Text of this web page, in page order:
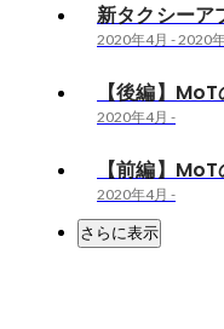
新タクシーア
2020年4月 -2020
【後編】
2020年4月 -
【前編】
2020年4月 -
さらに表示